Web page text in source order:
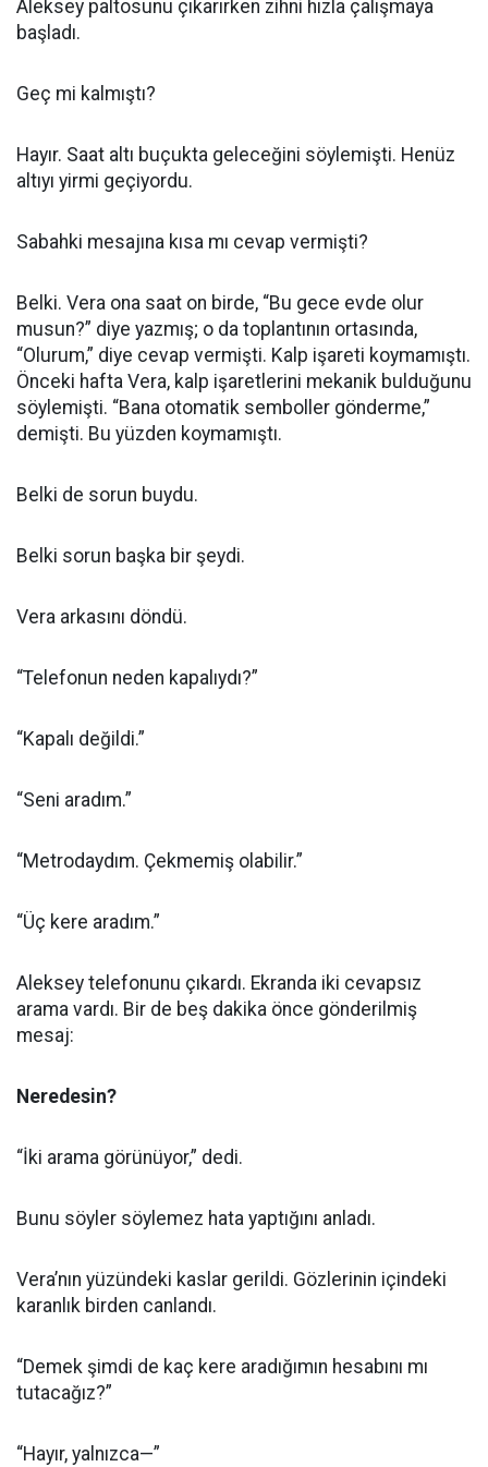
Aleksey paltosunu çıkarırken zihni hızla çalışmaya
başladı.
Geç mi kalmıştı?
Hayır. Saat altı buçukta geleceğini söylemişti. Henüz
altıyı yirmi geçiyordu.
Sabahki mesajına kısa mı cevap vermişti?
Belki. Vera ona saat on birde, “Bu gece evde olur
musun?” diye yazmış; o da toplantının ortasında,
“Olurum,” diye cevap vermişti. Kalp işareti koymamıştı.
Önceki hafta Vera, kalp işaretlerini mekanik bulduğunu
söylemişti. “Bana otomatik semboller gönderme,”
demişti. Bu yüzden koymamıştı.
Belki de sorun buydu.
Belki sorun başka bir şeydi.
Vera arkasını döndü.
“Telefonun neden kapalıydı?”
“Kapalı değildi.”
“Seni aradım.”
“Metrodaydım. Çekmemiş olabilir.”
“Üç kere aradım.”
Aleksey telefonunu çıkardı. Ekranda iki cevapsız
arama vardı. Bir de beş dakika önce gönderilmiş
mesaj:
Neredesin?
“İki arama görünüyor,” dedi.
Bunu söyler söylemez hata yaptığını anladı.
Vera’nın yüzündeki kaslar gerildi. Gözlerinin içindeki
karanlık birden canlandı.
“Demek şimdi de kaç kere aradığımın hesabını mı
tutacağız?”
“Hayır, yalnızca—”